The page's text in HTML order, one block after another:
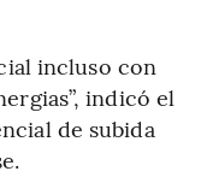
incluso con
indicó el
de subida